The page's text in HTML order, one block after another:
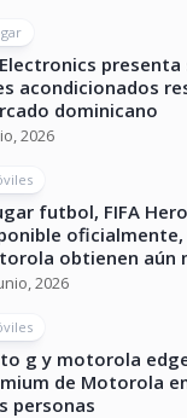
Electronics
acondicionados
dominicano
2026
futbol, FIFA
obtienen aún
2026
g y motorola
de Motorola
personas